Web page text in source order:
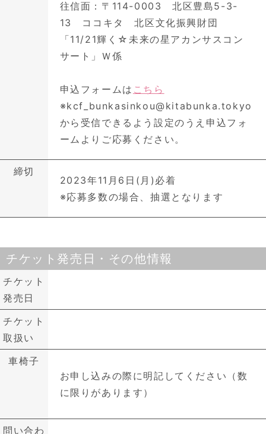
往信面：〒114-0003 北区豊島5-3-
13 ココキタ 北区文化振興財団
「11/21輝く☆未来の星アカンサスコン
サート」Ｗ係
申込フォームは こちら
※kcf_bunkasinkou@kitabunka.tokyo
から受信できるよう設定のうえ申込フォ
ームよりご応募ください。
締切
2023年11月6日(月)必着
※応募多数の場合、抽選となります
チケット発売日・その他情報
チケット
発売日
チケット
取扱い
車椅子
お申し込みの際に明記してください（数
に限りがあります）
問い合わ